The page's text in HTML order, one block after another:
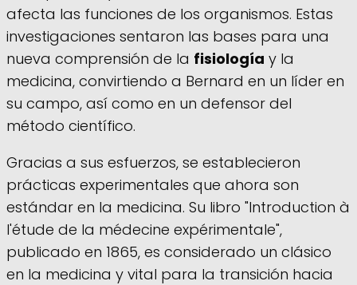
afecta las funciones de los organismos. Estas
investigaciones sentaron las bases para una
nueva comprensión de la fisiología y la
medicina, convirtiendo a Bernard en un líder en
su campo, así como en un defensor del
método científico.
Gracias a sus esfuerzos, se establecieron
prácticas experimentales que ahora son
estándar en la medicina. Su libro "Introduction à
l'étude de la médecine expérimentale",
publicado en 1865, es considerado un clásico
en la medicina y vital para la transición hacia